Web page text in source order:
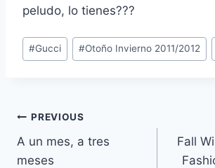
peludo, lo tienes???
Post
Tags:
#Gucci #Otoño Invierno 2011/2012
Navegación
de
PREVIOUS
A un mes, a tres
meses
Fall